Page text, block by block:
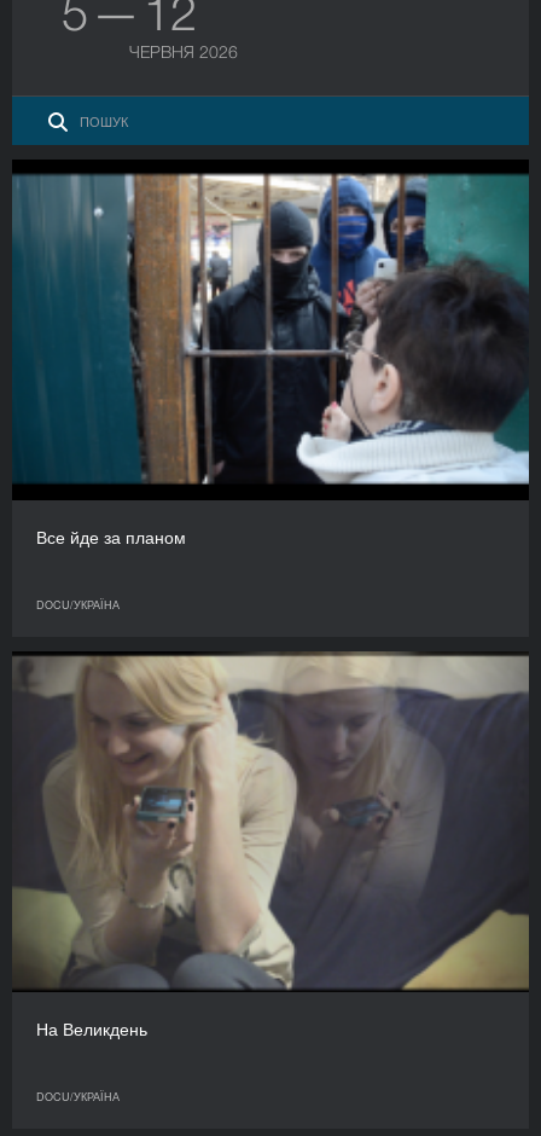
5 — 12
ЧЕРВНЯ 2026
Все йде за планом
DOCU/УКРАЇНА
На Великдень
DOCU/УКРАЇНА